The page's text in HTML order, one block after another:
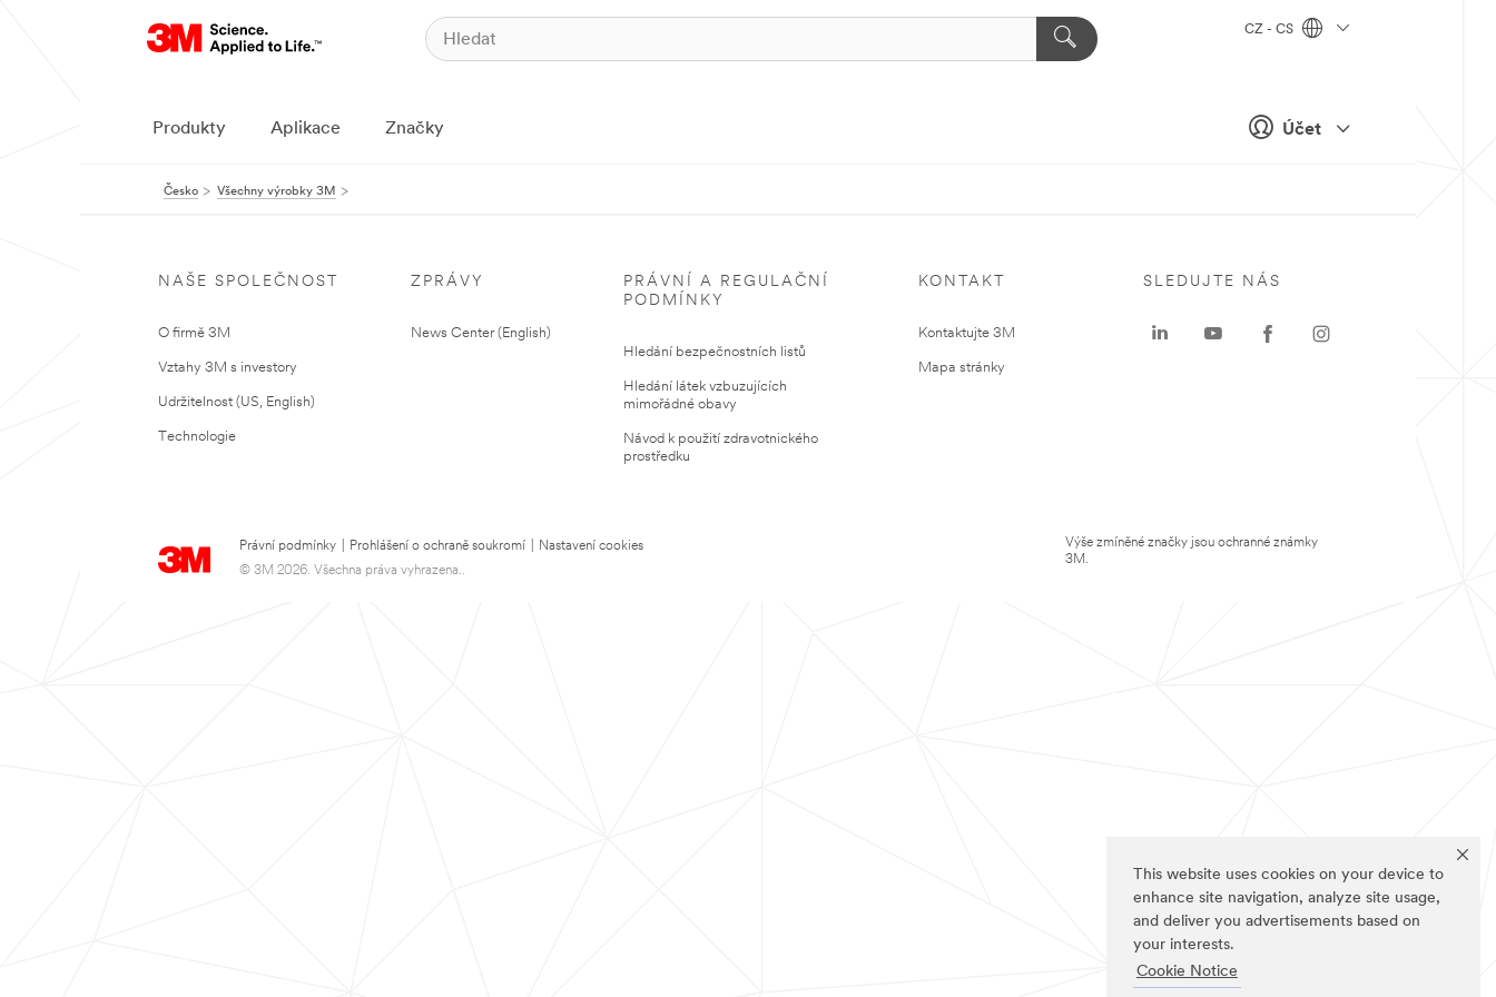
This website uses cookies on your device to
enhance site navigation, analyze site usage,
and deliver you advertisements based on
your interests.
Cookie Notice
Účet
CZ - CS
Produkty Aplikace Značky
Česko Všechny výrobky 3M
NAŠE SPOLEČNOST
O firmě 3M
Vztahy 3M s investory
Udržitelnost (US, English)
Technologie
ZPRÁVY
News Center (English)
PRÁVNÍ A REGULAČNÍ
PODMÍNKY
Hledání bezpečnostních listů
Hledání látek vzbuzujících
mimořádné obavy
Návod k použití zdravotnického
prostředku
KONTAKT
Kontaktujte 3M
Mapa stránky
Právní podmínky Prohlášení o ochraně soukromí
Nastavení cookies
© 3M 2026. Všechna práva vyhrazena..
SLEDUJTE NÁS
Výše zmíněné značky jsou ochranné známky
3M.